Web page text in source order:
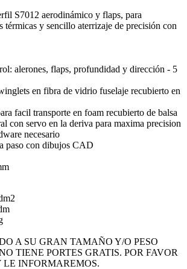
S7012 aerodinámico y flaps, para
térmicas y sencillo aterrizaje de precisión con
alerones, flaps, profundidad y dirección - 5
en fibra de vidrio fuselaje recubierto en
facil transporte en foam recubierto de balsa
con servo en la deriva para maxima precision
necesario
paso con dibujos CAD
A SU GRAN TAMAÑO Y/O PESO
TIENE PORTES GRATIS. POR FAVOR
LE INFORMAREMOS.